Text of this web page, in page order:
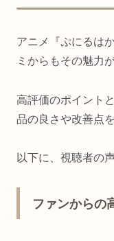
アニメ『ぷにるは
ミからもその魅力
高評価のポイント
品の良さや改善点
以下に、視聴者の
ファンからの